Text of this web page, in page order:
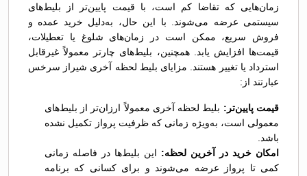
زمان‌هایی که تقاضا کم است، با قیمت پایین‌تر از بلیط‌های
سیستمی عرضه می‌شوند. با این حال، به‌دلیل خرید عمده و
فروش سریع، ممکن است در زمان‌های شلوغ یا تعطیلات،
قیمت‌ها افزایش یابد. همچنین، بلیط‌های چارتر معمولاً غیرقابل
استرداد یا تغییر هستند. مزایای بلیط لحظه آخری شیراز سرخس
عبارتند از:
قیمت پایین‌تر: بلیط لحظه آخری معمولاً ارزان‌تر از بلیط‌های
معمولی است، به‌ویژه زمانی که ظرفیت پرواز تکمیل نشده
باشد.
امکان خرید در آخرین لحظه: این بلیط‌ها در فاصله زمانی
کمی تا پرواز عرضه می‌شوند و برای کسانی که برنامه